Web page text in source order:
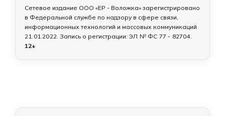
Сетевое издание ООО «ЕР - Воложка» зарегистрировано
в Федеральной службе по надзору в сфере связи,
информационных технологий и массовых коммуникаций
21.01.2022. Запись о регистрации: ЭЛ № ФС 77 - 82704.
12+